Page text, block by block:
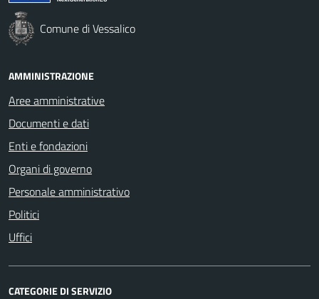
Comune di Vessalico
AMMINISTRAZIONE
Aree amministrative
Documenti e dati
Enti e fondazioni
Organi di governo
Personale amministrativo
Politici
Uffici
CATEGORIE DI SERVIZIO